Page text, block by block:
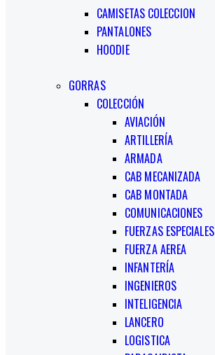
CAMISETAS COLECCION
PANTALONES
HOODIE
GORRAS
COLECCIÓN
AVIACIÓN
ARTILLERÍA
ARMADA
CAB MECANIZADA
CAB MONTADA
COMUNICACIONES
FUERZAS ESPECIALES
FUERZA AEREA
INFANTERÍA
INGENIEROS
INTELIGENCIA
LANCERO
LOGISTICA